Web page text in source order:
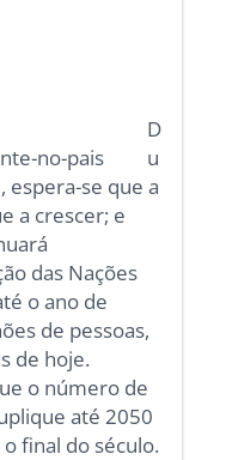
D
u
espera-se que a
a crescer; e
das Nações
o ano de
de pessoas,
de hoje.
o número de
até 2050
final do século.